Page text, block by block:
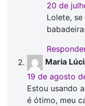
20 de
Lolete,
Maria
19 de agosto
Estou usando
é ótimo, meu